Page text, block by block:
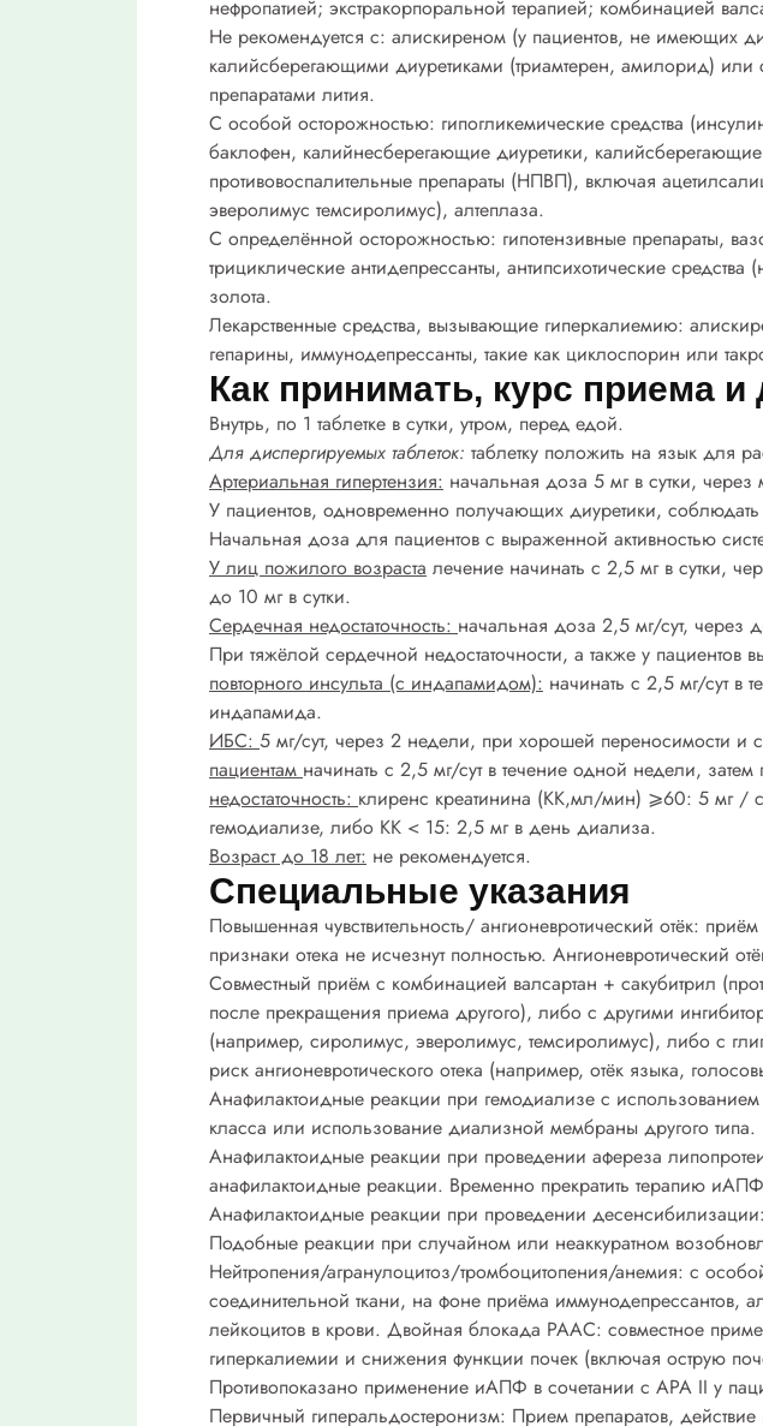
нефропатией; экстракорпоральной терапией; комбинацией
Не рекомендуется с: алискиреном (у пациентов, не имеющих
калийсберегающими диуретиками (триамтерен, амилорид)
препаратами лития.
С особой осторожностью: гипогликемические средства
баклофен, калийнесберегающие диуретики,
противовоспалительные препараты (НПВП), включая
эверолимус темсиролимус), алтеплаза.
С определённой осторожностью: гипотензивные препараты,
трициклические антидепрессанты, антипсихотические
золота.
Лекарственные средства, вызывающие гиперкалиемию:
гепарины, иммунодепрессанты, такие как циклоспорин или
Как принимать, курс приема и
Внутрь, по 1 таблетке в сутки, утром, перед едой.
Для диспергируемых таблеток: таблетку положить на язык для
Артериальная гипертензия: начальная доза 5 мг в сутки,
У пациентов, одновременно получающих диуретики, соблюдать
Начальная доза для пациентов с выраженной активностью
У лиц пожилого возраста лечение начинать с 2,5 мг в сутки,
до 10 мг в сутки.
Сердечная недостаточность: начальная доза 2,5 мг/сут, через
При тяжёлой сердечной недостаточности, а также у
повторного инсульта (с индапамидом): начинать с 2,5 мг/сут в
индапамида.
ИБС: 5 мг/сут, через 2 недели, при хорошей переносимости и
пациентам начинать с 2,5 мг/сут в течение одной недели,
недостаточность: клиренс креатинина (КК,мл/мин) ⩾60: 5 мг /
гемодиализе, либо КК < 15: 2,5 мг в день диализа.
Возраст до 18 лет: не рекомендуется.
Специальные указания
Повышенная чувствительность/ ангионевротический отёк:
признаки отека не исчезнут полностью. Ангионевротический
Совместный приём с комбинацией валсартан + сакубитрил
после прекращения приема другого), либо с другими
(например, сиролимус, эверолимус, темсиролимус), либо с
риск ангионевротического отека (например, отёк языка,
Анафилактоидные реакции при гемодиализе с
класса или использование диализной мембраны другого типа.
Анафилактоидные реакции при проведении афереза
анафилактоидные реакции. Временно прекратить терапию
Анафилактоидные реакции при проведении десенсибилизации:
Подобные реакции при случайном или неаккуратном
Нейтропения/агранулоцитоз/тромбоцитопения/анемия: с
соединительной ткани, на фоне приёма
лейкоцитов в крови. Двойная блокада РААС: совместное
гиперкалиемии и снижения функции почек (включая острую
Противопоказано применение иАПФ в сочетании с АРА II у
Первичный гиперальдостеронизм: Прием препаратов,